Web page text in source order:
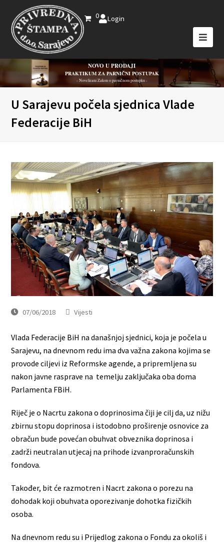
0 Login
NOVO U PRODAJI
PRAKTIKUM ZA PARNIČNI POSTUPAK
- Novelirani Zakon o parničnom postupku -
U Sarajevu počela sjednica Vlade
Federacije BiH
07/06/2018 Vijesti
Vlada Federacije BiH na današnjoj sjednici, koja je počela u
Sarajevu, na dnevnom redu ima dva važna zakona kojima se
provode ciljevi iz Reformske agende, a pripremljena su
nakon javne rasprave na temelju zaključaka oba doma
Parlamenta FBiH.
Riječ je o Nacrtu zakona o doprinosima čiji je cilj da, uz nižu
zbirnu stopu doprinosa i istodobno proširenje osnovice za
obračun bude povećan obuhvat obveznika doprinosa i
zadrži neutralan utjecaj na prihode izvanproračunskih
fondova.
Također, bit će razmotren i Nacrt zakona o porezu na
dohodak koji obuhvata oporezivanje dohotka fizičkih
osoba.
Na dnevnom redu su i Prijedlog zakona o Fondu za okoliš i